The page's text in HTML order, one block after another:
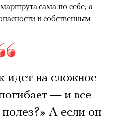
сама по себе, а
и собственным
идет на сложное
— и все
А если он